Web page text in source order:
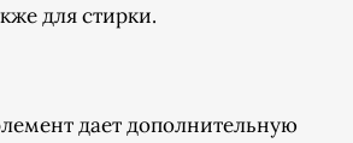
для стирки.
дает дополнительную